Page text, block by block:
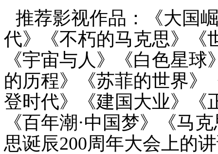
推荐影视作品：
《大国
代》《不朽的马克思》《
《宇宙与人》《白色星球
的历程》《苏菲的世界》
登时代》《建国大业》《
《百年潮·中国梦》
《马
思诞辰200周年大会上的